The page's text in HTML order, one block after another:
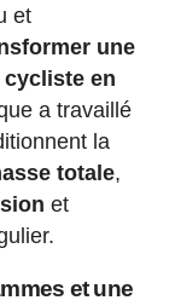
et
une
en
a travaillé
la
totale,
et
et une